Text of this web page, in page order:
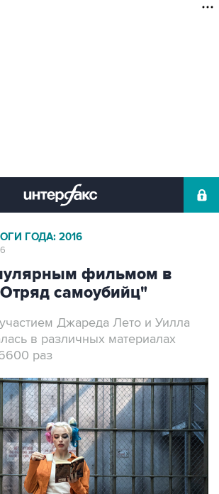
ГОДА: 2016
фильмом в
самоубийц"
Джареда Лето и Уилла
в различных материалах
раз